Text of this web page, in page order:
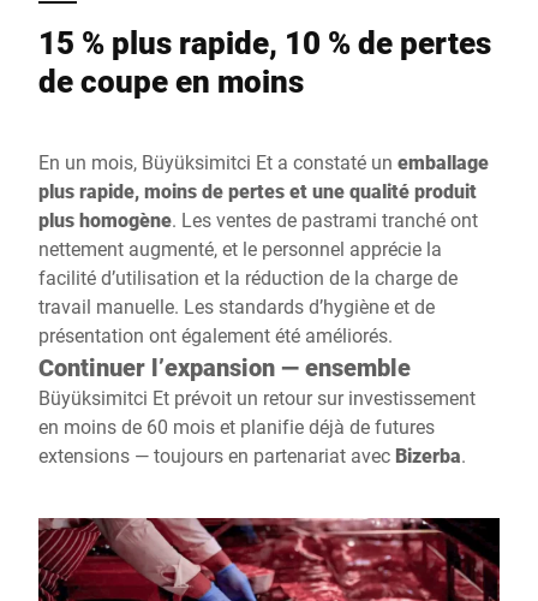
15 % plus rapide, 10 % de pertes
de coupe en moins
En un mois, Büyüksimitci Et a constaté un emballage
plus rapide, moins de pertes et une qualité produit
plus homogène. Les ventes de pastrami tranché ont
nettement augmenté, et le personnel apprécie la
facilité d’utilisation et la réduction de la charge de
travail manuelle. Les standards d’hygiène et de
présentation ont également été améliorés.
Continuer l’expansion — ensemble
Büyüksimitci Et prévoit un retour sur investissement
en moins de 60 mois et planifie déjà de futures
extensions — toujours en partenariat avec Bizerba.